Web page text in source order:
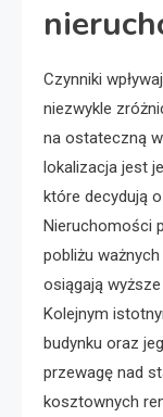
Czynniki
niezwykle
na ostateczną
lokalizacja jest
które decydują
Nieruchomości
pobliżu
osiągają
Kolejnym
budynku oraz
przewagę nad
kosztownych